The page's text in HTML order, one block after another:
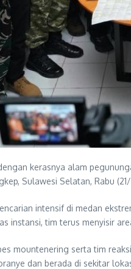
kerasnya alam
Sulawesi Selatan, Rabu
intensif di medan
instansi, tim terus menyisir
mountenering serta tim
dan berada di sekitar